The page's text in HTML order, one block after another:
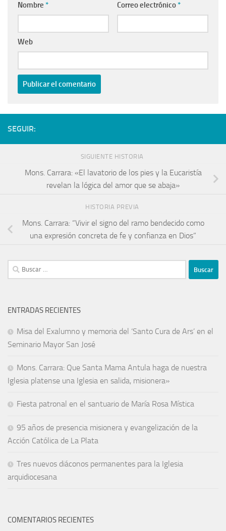
Nombre * Correo electrónico *
Web
SEGUIR:
SIGUIENTE HISTORIA
Mons. Carrara: «El lavatorio de los pies y la Eucaristía
revelan la lógica del amor que se abaja»
HISTORIA PREVIA
Mons. Carrara: “Vivir el signo del ramo bendecido como
una expresión concreta de fe y confianza en Dios”
ENTRADAS RECIENTES
Misa del Exalumno y memoria del ‘Santo Cura de Ars’ en el
Seminario Mayor San José
Mons. Carrara: Que Santa Mama Antula haga de nuestra
Iglesia platense una Iglesia en salida, misionera»
Fiesta patronal en el santuario de María Rosa Mística
95 años de presencia misionera y evangelización de la
Acción Católica de La Plata
Tres nuevos diáconos permanentes para la Iglesia
arquidiocesana
COMENTARIOS RECIENTES